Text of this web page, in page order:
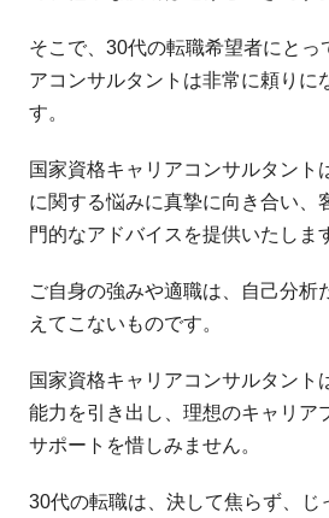
そこで、30代の転職希望者にとっ
アコンサルタントは非常に頼りに
す。
国家資格キャリアコンサルタント
に関する悩みに真摯に向き合い、
門的なアドバイスを提供いたしま
ご自身の強みや適職は、自己分析
えてこないものです。
国家資格キャリアコンサルタント
能力を引き出し、理想のキャリア
サポートを惜しみません。
30代の転職は、決して焦らず、じ